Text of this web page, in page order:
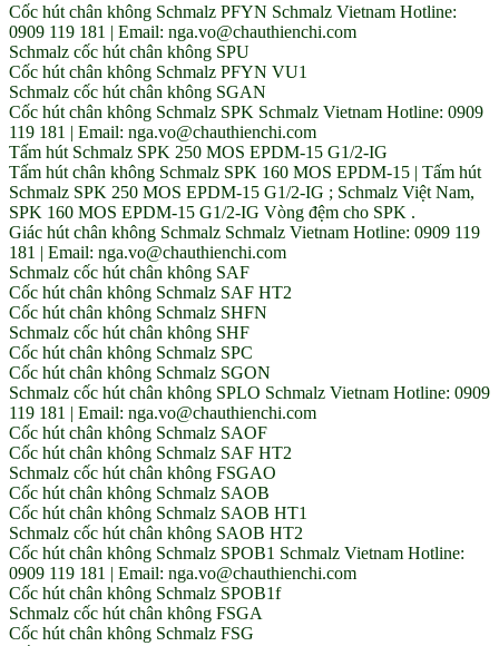
Cốc hút chân không Schmalz PFYN Schmalz Vietnam Hotline:
0909 119 181 | Email: nga.vo@chauthienchi.com
Schmalz cốc hút chân không SPU
Cốc hút chân không Schmalz PFYN VU1
Schmalz cốc hút chân không SGAN
Cốc hút chân không Schmalz SPK Schmalz Vietnam Hotline: 0909
119 181 | Email: nga.vo@chauthienchi.com
Tấm hút Schmalz SPK 250 MOS EPDM-15 G1/2-IG
Tấm hút chân không Schmalz SPK 160 MOS EPDM-15 | Tấm hút
Schmalz SPK 250 MOS EPDM-15 G1/2-IG ; Schmalz Việt Nam,
SPK 160 MOS EPDM-15 G1/2-IG Vòng đệm cho SPK .
Giác hút chân không Schmalz Schmalz Vietnam Hotline: 0909 119
181 | Email: nga.vo@chauthienchi.com
Schmalz cốc hút chân không SAF
Cốc hút chân không Schmalz SAF HT2
Cốc hút chân không Schmalz SHFN
Schmalz cốc hút chân không SHF
Cốc hút chân không Schmalz SPC
Cốc hút chân không Schmalz SGON
Schmalz cốc hút chân không SPLO Schmalz Vietnam Hotline: 0909
119 181 | Email: nga.vo@chauthienchi.com
Cốc hút chân không Schmalz SAOF
Cốc hút chân không Schmalz SAF HT2
Schmalz cốc hút chân không FSGAO
Cốc hút chân không Schmalz SAOB
Cốc hút chân không Schmalz SAOB HT1
Schmalz cốc hút chân không SAOB HT2
Cốc hút chân không Schmalz SPOB1 Schmalz Vietnam Hotline:
0909 119 181 | Email: nga.vo@chauthienchi.com
Cốc hút chân không Schmalz SPOB1f
Schmalz cốc hút chân không FSGA
Cốc hút chân không Schmalz FSG